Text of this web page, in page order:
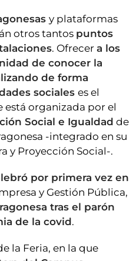
y plataformas
otros tantos puntos
. Ofrecer a los
de conocer la
de forma
sociales es el
está organizada por el
Social e Igualdad de
-integrado en su
y Proyección Social-.
por primera vez en
y Gestión Pública,
tras el parón
de la covid.
la Feria, en la que